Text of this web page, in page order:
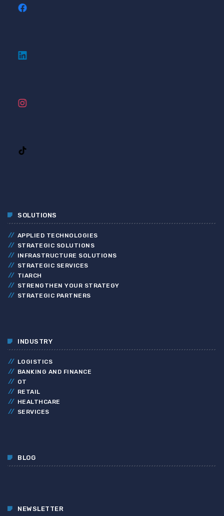
SOLUTIONS
APPLIED TECHNOLOGIES
STRATEGIC SOLUTIONS
INFRASTRUCTURE SOLUTIONS
STRATEGIC SERVICES
TIARCH
STRENGTHEN YOUR STRATEGY
STRATEGIC PARTNERS
INDUSTRY
LOGISTICS
BANKING AND FINANCE
OT
RETAIL
HEALTHCARE
SERVICES
BLOG
NEWSLETTER